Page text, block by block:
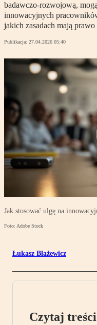
badawczo-rozwojową,
innowacyjnych
jakich zasadach mają
Publikacja: 27.04.2026 05:40
Jak stosować ulgę na
Foto: Adobe Stock
Łukasz Błażewicz
Czytaj treści